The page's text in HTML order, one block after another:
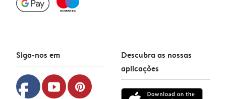
Siga-nos em
facebook youtube pinterest
Descubra as nossas
aplicações